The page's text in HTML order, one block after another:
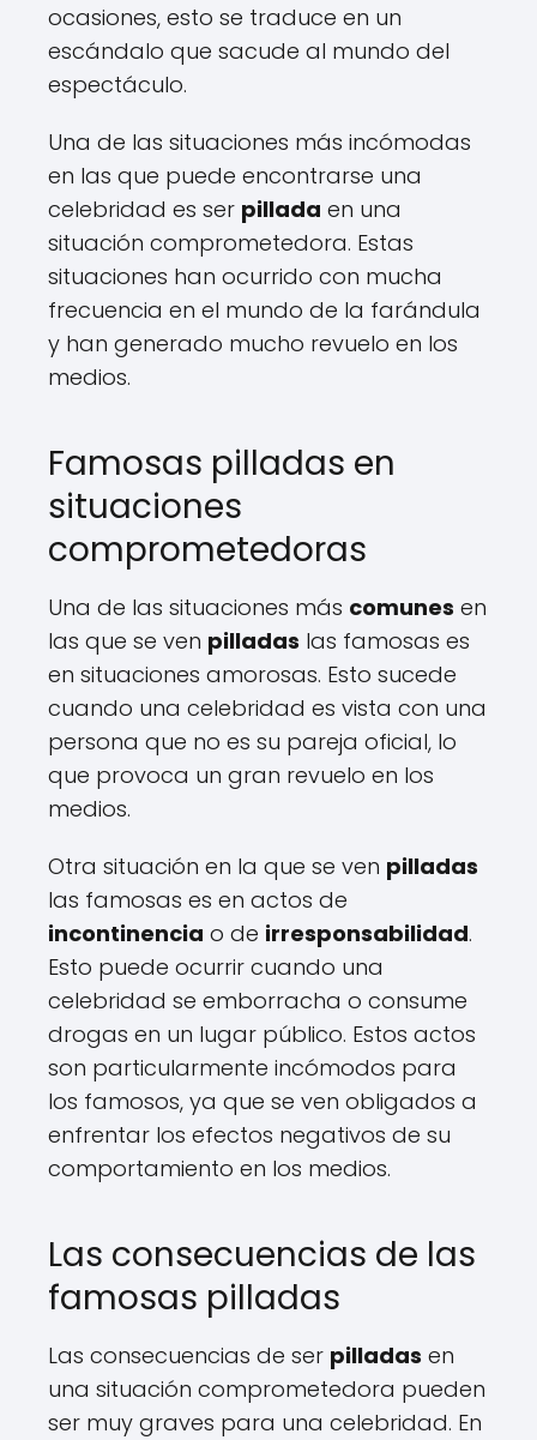
ocasiones, esto se traduce en un
escándalo que sacude al mundo del
espectáculo.
Una de las situaciones más incómodas
en las que puede encontrarse una
celebridad es ser pillada en una
situación comprometedora. Estas
situaciones han ocurrido con mucha
frecuencia en el mundo de la farándula
y han generado mucho revuelo en los
medios.
Famosas pilladas en
situaciones
comprometedoras
Una de las situaciones más comunes en
las que se ven pilladas las famosas es
en situaciones amorosas. Esto sucede
cuando una celebridad es vista con una
persona que no es su pareja oficial, lo
que provoca un gran revuelo en los
medios.
Otra situación en la que se ven pilladas
las famosas es en actos de
incontinencia o de irresponsabilidad.
Esto puede ocurrir cuando una
celebridad se emborracha o consume
drogas en un lugar público. Estos actos
son particularmente incómodos para
los famosos, ya que se ven obligados a
enfrentar los efectos negativos de su
comportamiento en los medios.
Las consecuencias de las
famosas pilladas
Las consecuencias de ser pilladas en
una situación comprometedora pueden
ser muy graves para una celebridad. En